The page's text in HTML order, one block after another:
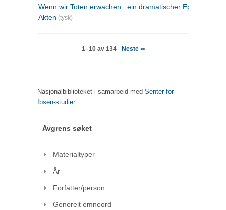
Wenn wir Toten erwachen : ein dramatischer Epilog in drei
Akten (tysk)
1–10 av 134 Neste >>
Nasjonalbiblioteket i samarbeid med Senter for
Ibsen-studier
Avgrens søket
Materialtyper
År
Forfatter/person
Generelt emneord